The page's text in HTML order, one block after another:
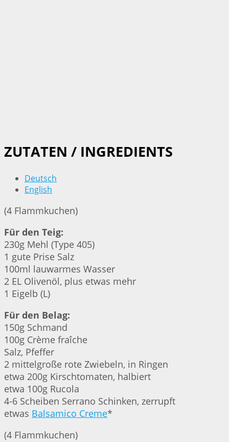
ZUTATEN / INGREDIENTS
Deutsch
English
(4 Flammkuchen)
Für den Teig:
230g Mehl (Type 405)
1 gute Prise Salz
100ml lauwarmes Wasser
2 EL Olivenöl, plus etwas mehr
1 Eigelb (L)
Für den Belag:
150g Schmand
100g Crème fraîche
Salz, Pfeffer
2 mittelgroße rote Zwiebeln, in Ringen
etwa 200g Kirschtomaten, halbiert
etwa 100g Rucola
4-6 Scheiben Serrano Schinken, zerrupft
etwas Balsamico Creme*
(4 Flammkuchen)